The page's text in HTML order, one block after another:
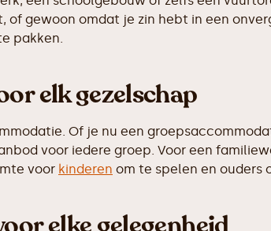
of gewoon omdat je zin hebt in een
pakken.
elk gezelschap
Of je nu een
voor iedere groep. Voor een
voor kinderen om te spelen en ouders